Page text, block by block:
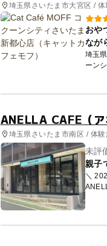
埼玉県さいたま市大宮区 / 体
おや
なが
埼玉
ーン
ANELLA CAFE（ア
埼玉県さいたま市南区 / 体験
未評
親子
＼
保護